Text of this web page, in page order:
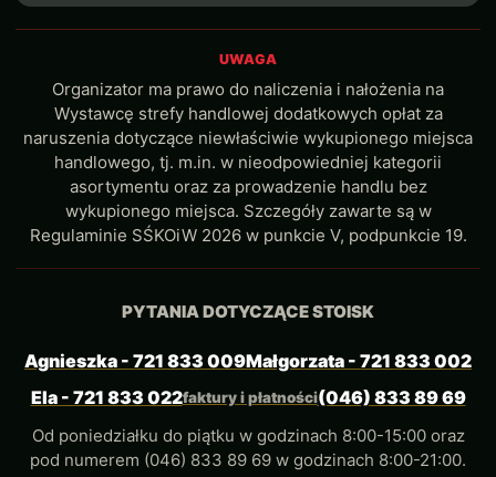
UWAGA
Organizator ma prawo do naliczenia i nałożenia na
Wystawcę strefy handlowej dodatkowych opłat za
naruszenia dotyczące niewłaściwie wykupionego miejsca
handlowego, tj. m.in. w nieodpowiedniej kategorii
asortymentu oraz za prowadzenie handlu bez
wykupionego miejsca. Szczegóły zawarte są w
Regulaminie SŚKOiW 2026 w punkcie V, podpunkcie 19.
PYTANIA DOTYCZĄCE STOISK
Agnieszka - 721 833 009Małgorzata - 721 833 002
Ela - 721 833 022faktury i płatności(046) 833 89 69
Od poniedziałku do piątku w godzinach 8:00-15:00 oraz
pod numerem (046) 833 89 69 w godzinach 8:00-21:00.